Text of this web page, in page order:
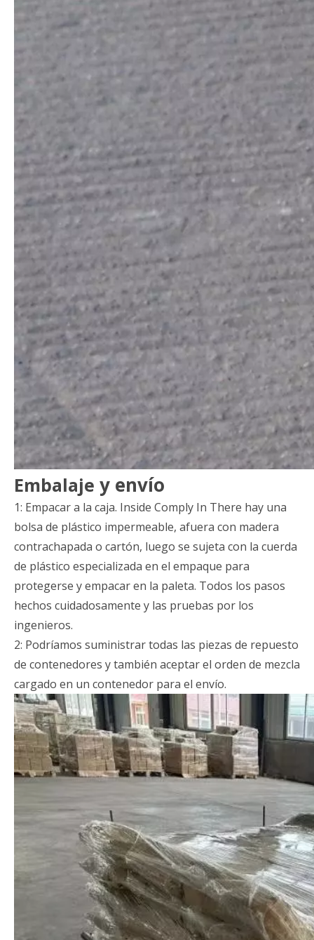
Embalaje y envío
1: Empacar a la caja. Inside Comply In There hay una
bolsa de plástico impermeable, afuera con madera
contrachapada o cartón, luego se sujeta con la cuerda
de plástico especializada en el empaque para
protegerse y empacar en la paleta. Todos los pasos
hechos cuidadosamente y las pruebas por los
ingenieros.
2: Podríamos suministrar todas las piezas de repuesto
de contenedores y también aceptar el orden de mezcla
cargado en un contenedor para el envío.